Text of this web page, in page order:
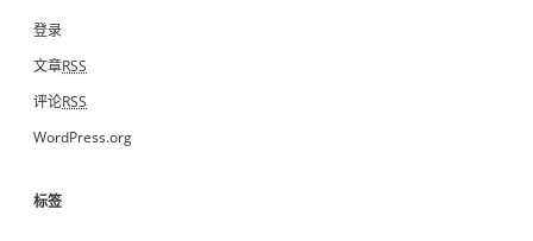
登录
文章RSS
评论RSS
WordPress.org
标签